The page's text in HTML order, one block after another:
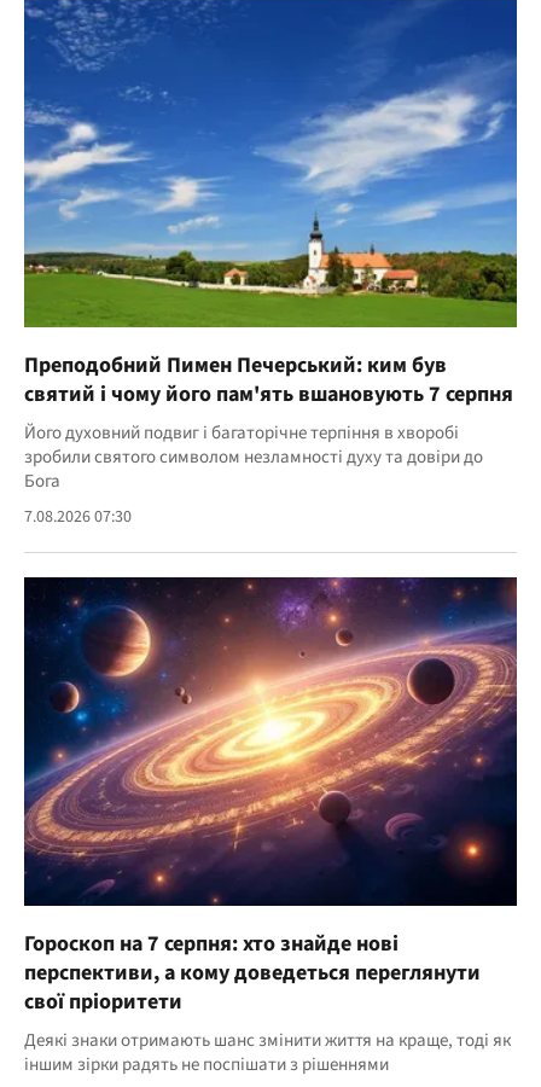
Преподобний Пимен Печерський: ким був
святий і чому його пам'ять вшановують 7 серпня
Його духовний подвиг і багаторічне терпіння в хворобі
зробили святого символом незламності духу та довіри до
Бога
7.08.2026 07:30
Гороскоп на 7 серпня: хто знайде нові
перспективи, а кому доведеться переглянути
свої пріоритети
Деякі знаки отримають шанс змінити життя на краще, тоді як
іншим зірки радять не поспішати з рішеннями